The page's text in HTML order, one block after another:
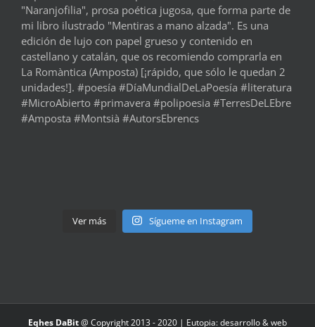
Ver más Sígueme en Instagram
Eqhes DaBit@ Copyright 2013 - 2020 | Eutopia: desarrollo & web